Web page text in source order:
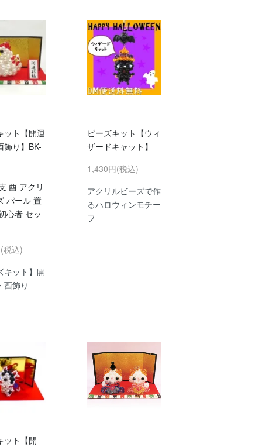
ット【開運
飾り】BK-
酉 アクリ
パール 置
心者 セッ
税込)
キット】開
酉飾り
ビーズキット【ウィ
ザードキャット】
1,430円(税込)
アクリルビーズで作
るハロウィンモチー
フ
ット【開